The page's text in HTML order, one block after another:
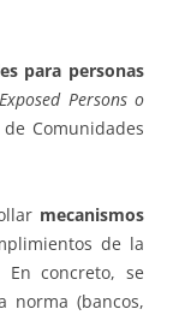
para personas
Persons o
Comunidades
mecanismos
de la
concreto, se
norma (bancos,